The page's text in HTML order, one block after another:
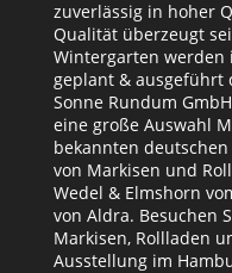
zuverlässig in hoher
Qualität überzeugt
Wintergarten werden
geplant & ausgeführt
Sonne Rundum
eine große Auswahl
bekannten
von Markisen und
Wedel & Elmshorn
von Aldra. Besuchen
Markisen, Rollladen
Ausstellung im